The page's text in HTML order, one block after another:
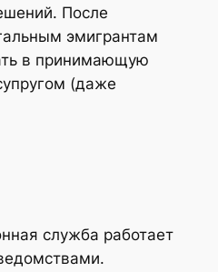
После
эмигрантам
в принимающую
(даже
служба работает